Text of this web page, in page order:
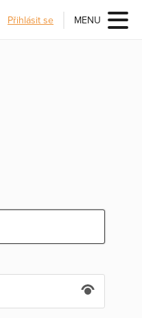
Přihlásit se MENU